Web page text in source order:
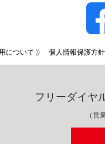
について 個人情報保護方針
フリーダイヤ
（営